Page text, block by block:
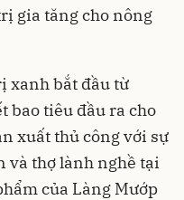
gia tăng cho nông
xanh bắt đầu từ
bao tiêu đầu ra cho
xuất thủ công với sự
và thợ lành nghề tại
của Làng Mướp